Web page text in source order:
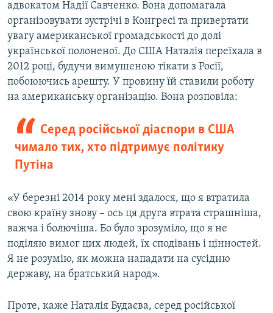
адвокатом Надії Савченко. Вона допомагала
організовувати зустрічі в Конгресі та привертати
увагу американської громадськості до долі
української полоненої. До США Наталія переїхала в
2012 році, будучи вимушеною тікати з Росії,
побоюючись арешту. У провину їй ставили роботу
на американську організацію. Вона розповіла:
Серед російської діаспори в США
чимало тих, хто підтримує політику
Путіна
«У березні 2014 року мені здалося, що я втратила
свою країну знову – ось ця друга втрата страшніша,
важча і болючіша. Бо було зрозуміло, що я не
поділяю вимог цих людей, їх сподівань і цінностей.
Я не розумію, як можна нападати на сусідню
державу, на братський народ».
Проте, каже Наталія Будаєва, серед російської